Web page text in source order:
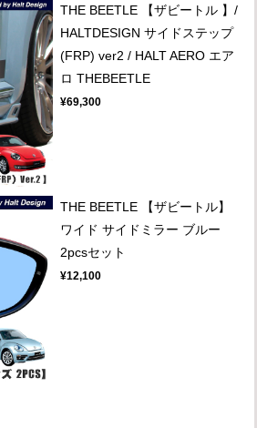
THE BEETLE 【ザビートル 】/
HALTDESIGN サイドステップ
(FRP) ver2 / HALT AERO エア
ロ THEBEETLE
¥69,300
THE BEETLE 【ザビートル】
ワイド サイドミラー ブルー
2pcsセット
¥12,100